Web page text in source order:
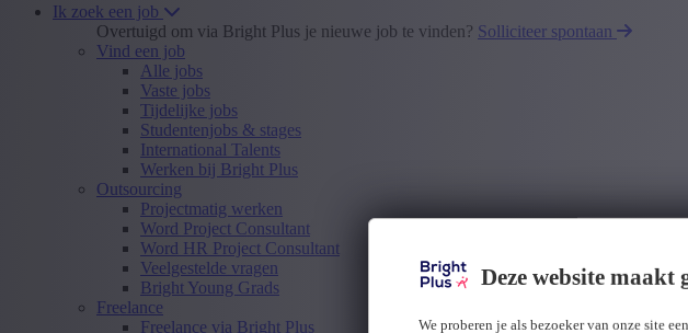
Deze website maakt
We proberen je als bezoeker van onze site
Ik zoek een job
Overtuigd om via Bright Plus je nieuwe job te vinden? Solliciteer spontaan
Vind een job
Alle jobs
Vaste jobs
Tijdelijke jobs
Studentenjobs & stages
International Talents
Werken bij Bright Plus
Outsourcing
Projectmatig werken
Word Project Consultant
Word HR Project Consultant
Veelgestelde vragen
Bright Young Grads
Freelance
Freelance via Bright Plus